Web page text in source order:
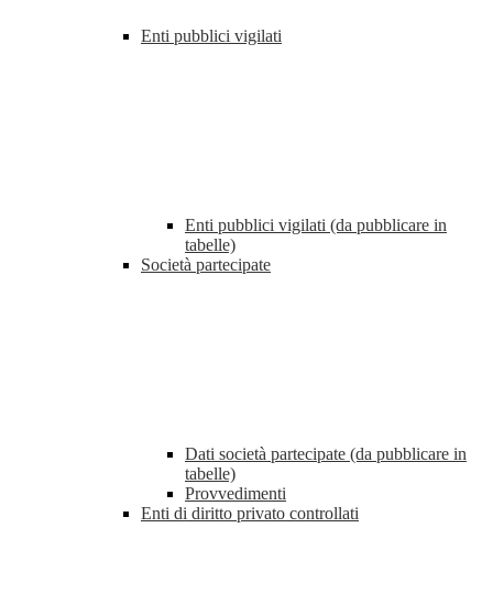
Enti pubblici vigilati
Enti pubblici vigilati (da pubblicare in
tabelle)
Società partecipate
Dati società partecipate (da pubblicare in
tabelle)
Provvedimenti
Enti di diritto privato controllati